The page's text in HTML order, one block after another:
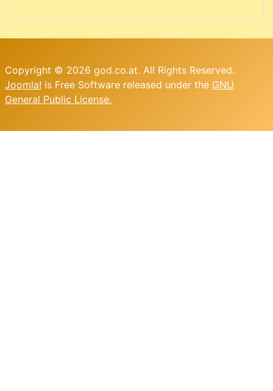
Copyright © 2026 god.co.at. All Rights Reserved.
Joomla! is Free Software released under the GNU
General Public License.